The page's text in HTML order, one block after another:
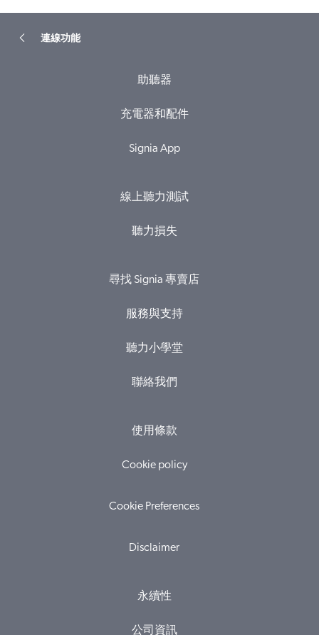
連線功能
助聽器
充電器和配件
Signia App
線上聽力測試
聽力損失
尋找 Signia 專賣店
服務與支持
聽力小學堂
聯絡我們
使用條款
Cookie policy
Cookie Preferences
Disclaimer
永續性
公司資訊